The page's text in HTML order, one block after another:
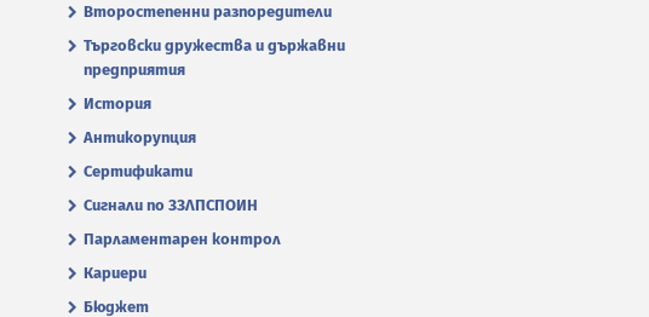
Второстепенни разпоредители
Търговски дружества и държавни
предприятия
История
Антикорупция
Сертификати
Сигнали по ЗЗЛПСПОИН
Парламентарен контрол
Кариери
Бюджет